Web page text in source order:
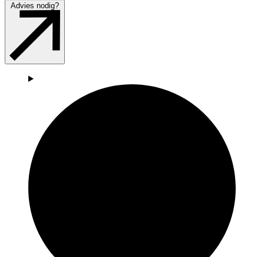
Advies nodig?